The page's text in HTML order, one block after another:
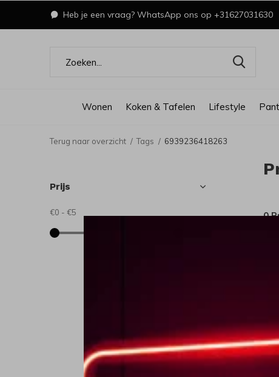
Wonen Koken & Tafelen Lifestyle
Heb je een vraag? WhatsApp ons op +31627031630
Terug naar overzicht Tags 6939236418263
0
Prijs
€0 - €5